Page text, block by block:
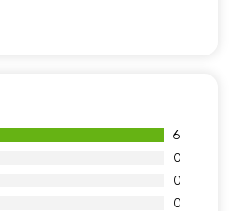
6
0
0
0